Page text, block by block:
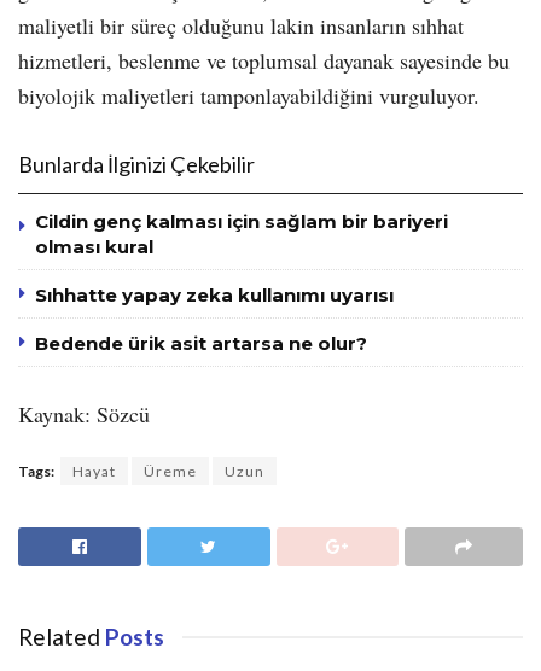
maliyetli bir süreç olduğunu lakin insanların sıhhat
hizmetleri, beslenme ve toplumsal dayanak sayesinde bu
biyolojik maliyetleri tamponlayabildiğini vurguluyor.
Bunlarda İlginizi Çekebilir
Cildin genç kalması için sağlam bir bariyeri
olması kural
Sıhhatte yapay zeka kullanımı uyarısı
Bedende ürik asit artarsa ne olur?
Kaynak: Sözcü
Tags: Hayat Üreme Uzun
Related Posts